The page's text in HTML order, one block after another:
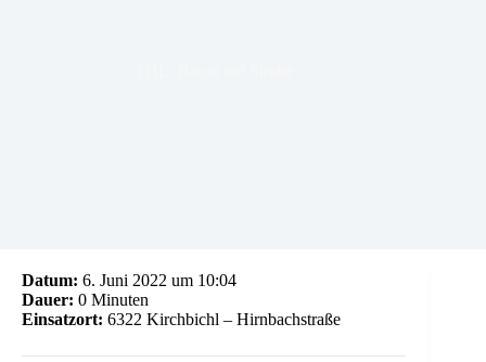
Datum: 6. Juni 2022 um 10:04
Dauer: 0 Minuten
Einsatzort: 6322 Kirchbichl – Hirnbachstraße